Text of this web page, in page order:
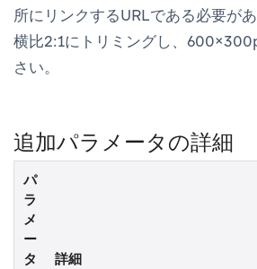
所にリンクするURLである必要が
横比2:1にトリミングし、
さい。
追加パラメータの詳細
パ
ラ
メ
ー
タ
詳細